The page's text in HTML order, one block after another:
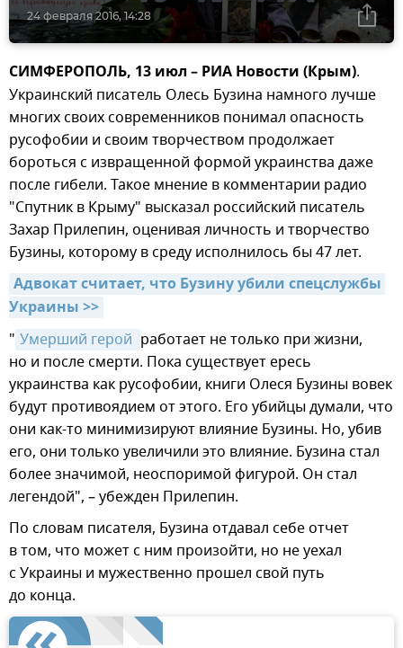
24 февраля 2016, 14:28
СИМФЕРОПОЛЬ, 13 июл – РИА Новости (Крым).
Украинский писатель Олесь Бузина намного лучше
многих своих современников понимал опасность
русофобии и своим творчеством продолжает
бороться с извращенной формой украинства даже
после гибели. Такое мнение в комментарии радио
"Спутник в Крыму" высказал российский писатель
Захар Прилепин, оценивая личность и творчество
Бузины, которому в среду исполнилось бы 47 лет.
Адвокат считает, что Бузину убили спецслужбы
Украины >>
" Умерший герой работает не только при жизни,
но и после смерти. Пока существует ересь
украинства как русофобии, книги Олеся Бузины вовек
будут противоядием от этого. Его убийцы думали, что
они как-то минимизируют влияние Бузины. Но, убив
его, они только увеличили это влияние. Бузина стал
более значимой, неоспоримой фигурой. Он стал
легендой", – убежден Прилепин.
По словам писателя, Бузина отдавал себе отчет
в том, что может с ним произойти, но не уехал
с Украины и мужественно прошел свой путь
до конца.